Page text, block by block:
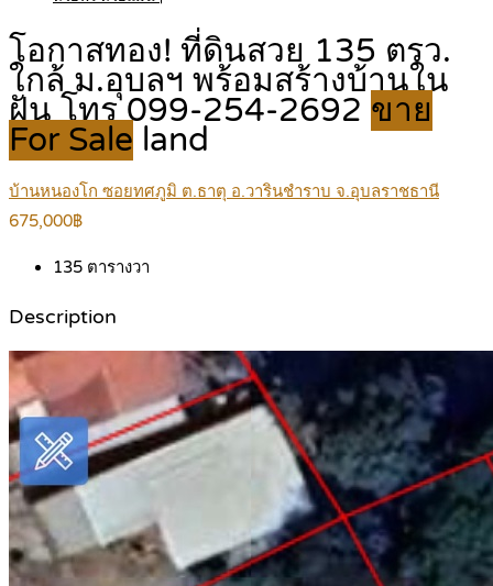
โอกาสทอง! ที่ดินสวย 135 ตรว.
ใกล้ ม.อุบลฯ พร้อมสร้างบ้านใน
ฝัน โทร 099-254-2692 ขาย
For Sale land
บ้านหนองโก ซอยทศภูมิ ต.ธาตุ อ.วารินชำราบ จ.อุบลราชธานี
675,000฿
135 ตารางวา
Description